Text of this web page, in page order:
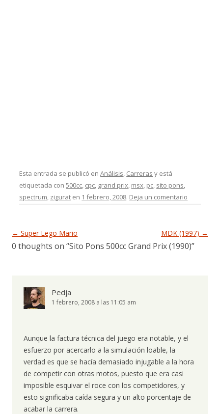
Esta entrada se publicó enAnálisis, Carreras y está
etiquetada con500cc, cpc, grand prix, msx, pc, sito pons,
spectrum, zigurat en 1 febrero, 2008. Deja un comentario
Navegación de entradas
← Super Lego Mario MDK (1997) →
0 thoughts on “Sito Pons 500cc Grand Prix (1990)”
Pedja
1 febrero, 2008 a las 11:05 am
Aunque la factura técnica del juego era notable, y el
esfuerzo por acercarlo a la simulación loable, la
verdad es que se hacía demasiado injugable a la hora
de competir con otras motos, puesto que era casi
imposible esquivar el roce con los competidores, y
esto significaba caída segura y un alto porcentaje de
acabar la carrera.